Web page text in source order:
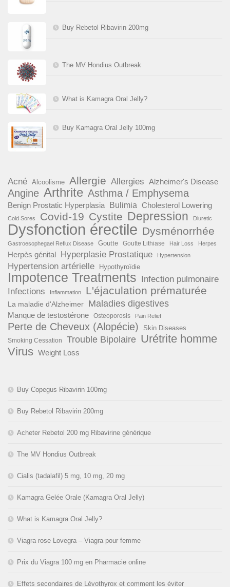
Buy Rebetol Ribavirin 200mg
The MV Hondius Outbreak
What is Kamagra Oral Jelly?
Buy Kamagra Oral Jelly 100mg
Acné Alcoolisme Allergie Allergies Alzheimer's Disease
Angine Arthrite Asthma / Emphysema
Benign Prostatic Hyperplasia Bulimia Cholesterol Lowering
Cold Sores Covid-19 Cystite Depression Diuretic
Dysfonction érectile Dysménorrhée
Gastroesophegael Reflux Disease Goutte Goutte Lithiase Hair Loss Herpes
Herpès génital Hyperplasie Prostatique Hypertension
Hypertension artérielle Hypothyroïdie
Impotence Treatments Infection pulmonaire
Infections
Inflammation L'éjaculation prématurée
La maladie d'Alzheimer Maladies digestives
Manque de testostérone Osteoporosis Pain Relief
Perte de Cheveux (Alopécie) Skin Diseases
Smoking Cessation Trouble Bipolaire Urétrite homme
Virus Weight Loss
Buy Copegus Ribavirin 100mg
Buy Rebetol Ribavirin 200mg
Acheter Rebetol 200 mg Ribavirine générique
The MV Hondius Outbreak
Cialis (tadalafil) 5 mg, 10 mg, 20 mg
Kamagra Gelée Orale (Kamagra Oral Jelly)
What is Kamagra Oral Jelly?
Viagra rose Lovegra – Viagra pour femme
Prix du Viagra 100 mg en Pharmacie online
Effets secondaires de Lévothyrox et comment les éviter